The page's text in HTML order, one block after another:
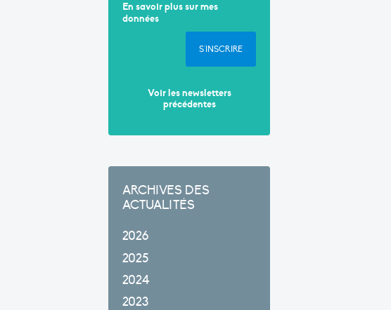
En savoir plus sur mes
données
S'INSCRIRE
Voir les newsletters
précédentes
ARCHIVES DES
ACTUALITÉS
2026
2025
2024
2023